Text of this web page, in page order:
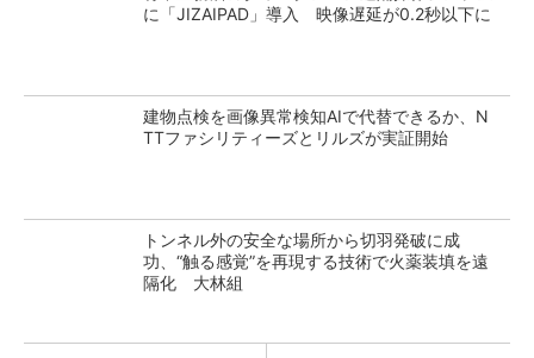
に「JIZAIPAD」導入 映像遅延が0.2秒以下に
建物点検を画像異常検知AIで代替できるか、N
TTファシリティーズとリルズが実証開始
トンネル外の安全な場所から切羽発破に成
功、“触る感覚”を再現する技術で火薬装填を遠
隔化 大林組